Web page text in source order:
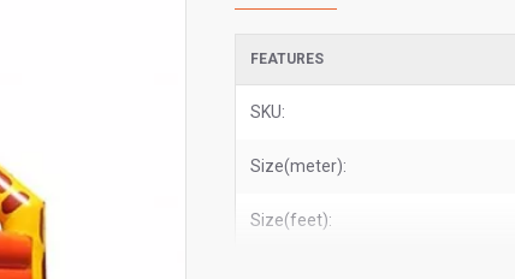
FEATURES
SKU:
Size(meter):
Size(feet):